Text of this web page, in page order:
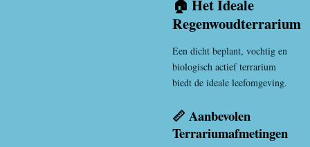
🏠 Het Ideale
Regenwoudterrarium
Een dicht beplant, vochtig en
biologisch actief terrarium
biedt de ideale leefomgeving.
📏 Aanbevolen
Terrariumafmetingen